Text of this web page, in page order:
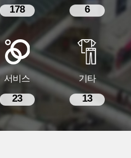
178 6
서비스
23
기타
13